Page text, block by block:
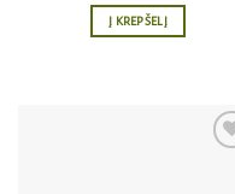
Į KREPŠELĮ